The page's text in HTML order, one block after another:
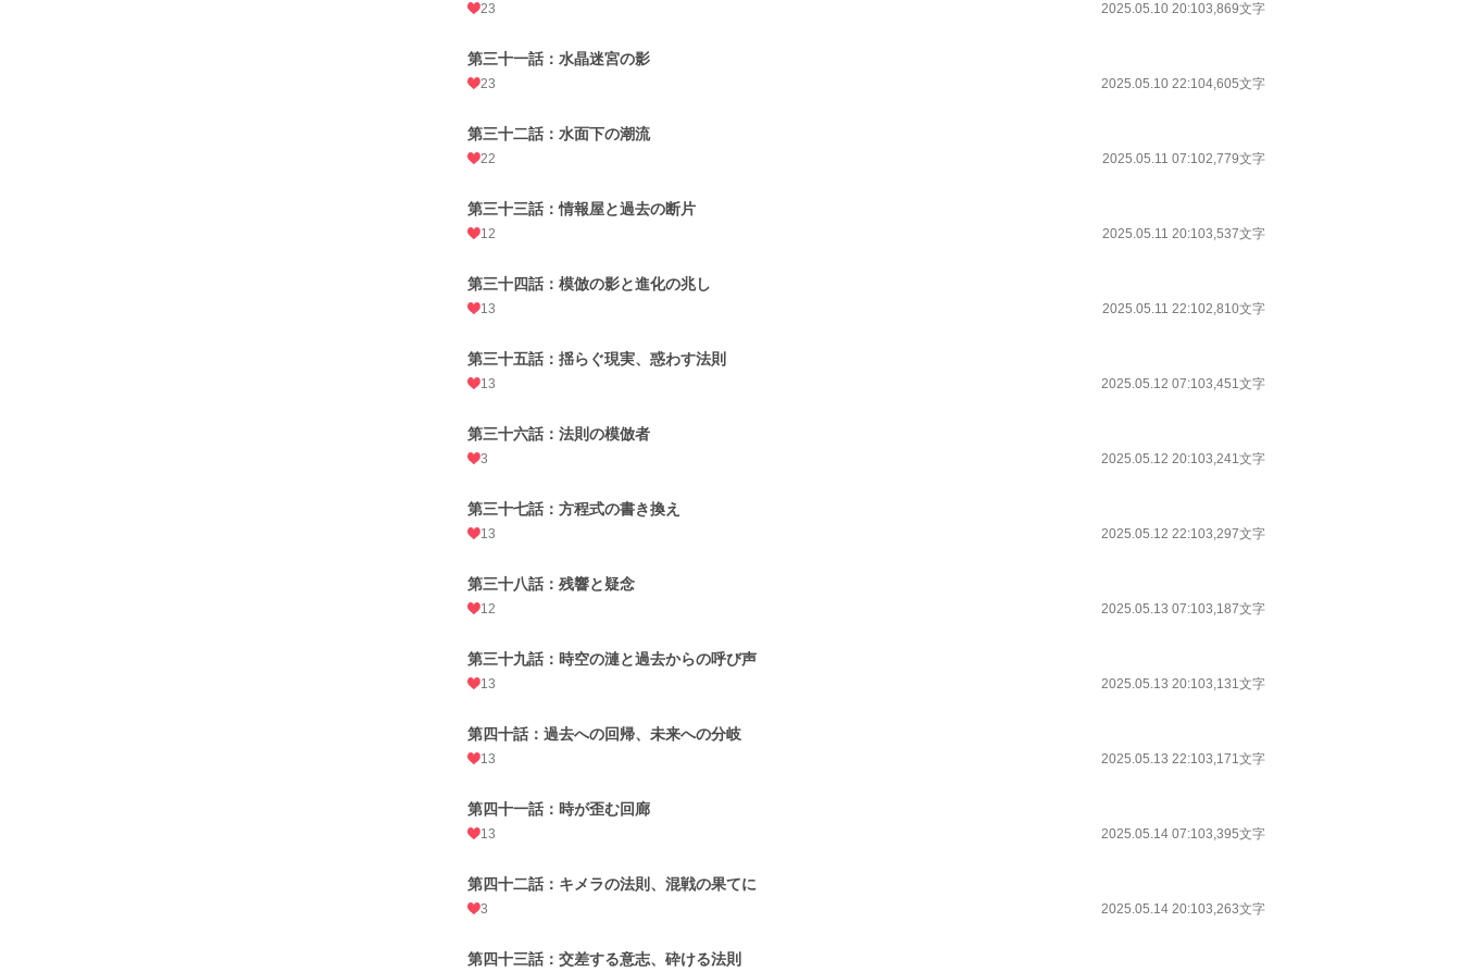
23 2025.05.10 20:103,869文字
第三十一話：水晶迷宮の影
23 2025.05.10 22:104,605文字
第三十二話：水面下の潮流
22 2025.05.11 07:102,779文字
第三十三話：情報屋と過去の断片
12 2025.05.11 20:103,537文字
第三十四話：模倣の影と進化の兆し
13 2025.05.11 22:102,810文字
第三十五話：揺らぐ現実、惑わす法則
13 2025.05.12 07:103,451文字
第三十六話：法則の模倣者
3 2025.05.12 20:103,241文字
第三十七話：方程式の書き換え
13 2025.05.12 22:103,297文字
第三十八話：残響と疑念
12 2025.05.13 07:103,187文字
第三十九話：時空の漣と過去からの呼び声
13 2025.05.13 20:103,131文字
第四十話：過去への回帰、未来への分岐
13 2025.05.13 22:103,171文字
第四十一話：時が歪む回廊
13 2025.05.14 07:103,395文字
第四十二話：キメラの法則、混戦の果てに
3 2025.05.14 20:103,263文字
第四十三話：交差する意志、砕ける法則